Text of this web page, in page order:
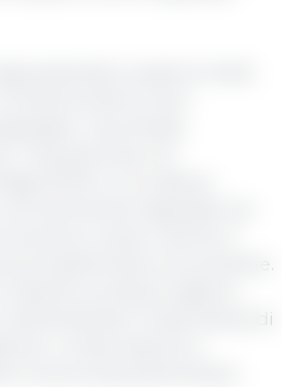
quasi la metà
Salmonella come
riscontrata
L'Escherichia coli
(STEC) e la Listeria
segnalati nei
e suina, mentre il
principalmente nel pollame.
problemi igienici
l'importanza di
conservazione e
la sicurezza alimentare.